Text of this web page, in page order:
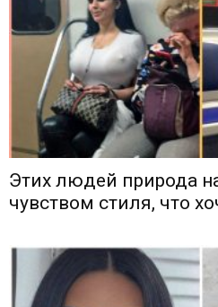
Этих людей природа
чувством стиля, что